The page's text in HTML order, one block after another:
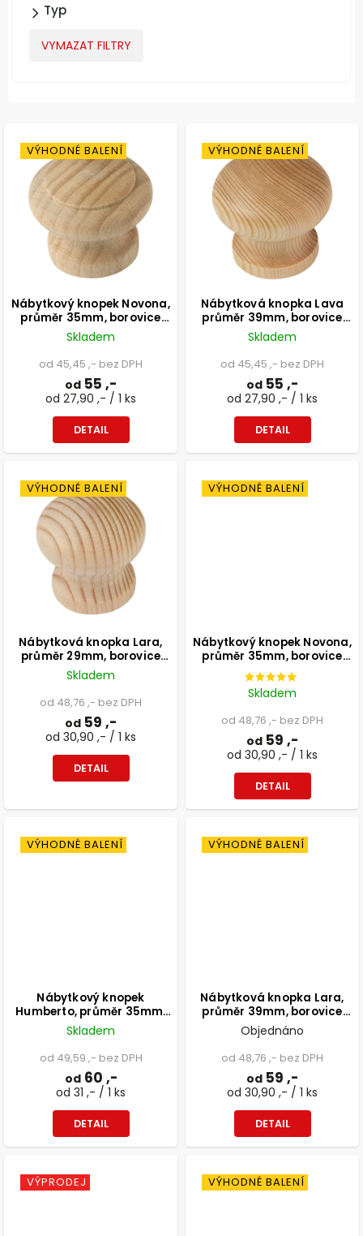
Typ
VYMAZAT FILTRY
VÝHODNÉ BALENÍ
Nábytkový knopek Novona,
průměr 35mm, borovice
přírodní
Skladem
od 45,45 ,- bez DPH
od 55 ,-
od 27,90 ,- / 1 ks
DETAIL
VÝHODNÉ BALENÍ
Nábytková knopka Lava
průměr 39mm, borovice
lakovaná, FSC
Skladem
od 45,45 ,- bez DPH
od 55 ,-
od 27,90 ,- / 1 ks
DETAIL
VÝHODNÉ BALENÍ
Nábytková knopka Lara,
průměr 29mm, borovice
přírodní
Skladem
od 48,76 ,- bez DPH
od 59 ,-
od 30,90 ,- / 1 ks
DETAIL
VÝHODNÉ BALENÍ
Nábytkový knopek Novona,
průměr 35mm, borovice
lakovaná
Skladem
od 48,76 ,- bez DPH
od 59 ,-
od 30,90 ,- / 1 ks
DETAIL
VÝHODNÉ BALENÍ
Nábytkový knopek
Humberto, průměr 35mm,
buk lakovaný, FSC
Skladem
od 49,59 ,- bez DPH
od60 ,-
od 31 ,- / 1 ks
DETAIL
VÝHODNÉ BALENÍ
Nábytková knopka Lara,
průměr 39mm, borovice
přírodní
Objednáno
od 48,76 ,- bez DPH
od 59 ,-
od 30,90 ,- / 1 ks
DETAIL
VÝPRODEJ VÝHODNÉ BALENÍ